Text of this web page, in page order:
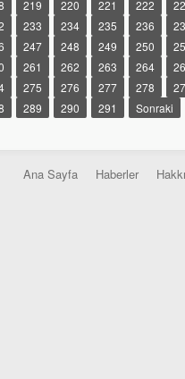
219 220 221 222
233 234 235 236
247 248 249 250
261 262 263 264
275 276 277 278
289 290 291 Sonraki
Ana Sayfa Haberler